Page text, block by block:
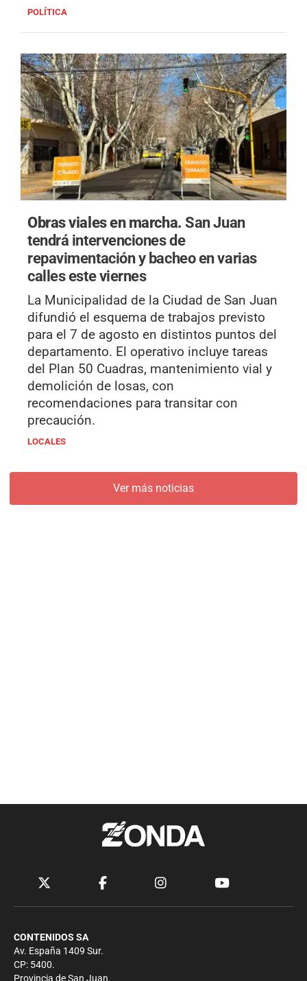
POLÍTICA
Obras viales en marcha.San Juan
tendrá intervenciones de
repavimentación y bacheo en varias
calles este viernes
La Municipalidad de la Ciudad de San Juan
difundió el esquema de trabajos previsto
para el 7 de agosto en distintos puntos del
departamento. El operativo incluye tareas
del Plan 50 Cuadras, mantenimiento vial y
demolición de losas, con
recomendaciones para transitar con
precaución.
LOCALES
Ver más noticias
CONTENIDOS SA
Av. España 1409 Sur.
CP: 5400.